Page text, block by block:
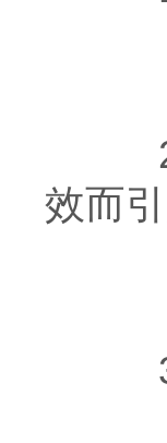
2.
效而引
3.